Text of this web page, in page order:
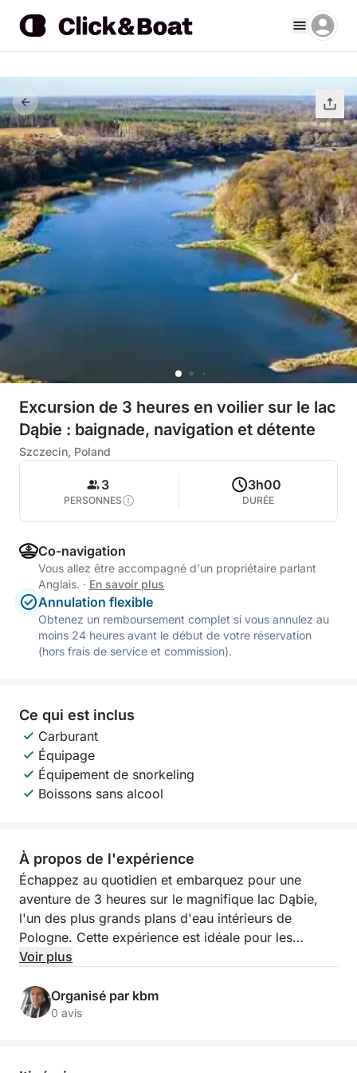
Excursion de 3 heures en voilier sur le lac
Dąbie : baignade, navigation et détente
Szczecin, Poland
3
PERSONNES
3h00
DURÉE
Co-navigation
Vous allez être accompagné d'un propriétaire parlant
Anglais. · En savoir plus
Annulation flexible
Obtenez un remboursement complet si vous annulez au
moins 24 heures avant le début de votre réservation
(hors frais de service et commission).
Ce qui est inclus
Carburant
Équipage
Équipement de snorkeling
Boissons sans alcool
À propos de l'expérience
Échappez au quotidien et embarquez pour une
aventure de 3 heures sur le magnifique lac Dąbie,
l'un des plus grands plans d'eau intérieurs de
Pologne. Cette expérience est idéale pour les
amoureux de la nature, les amis ou les familles
paisible de Szczecin sous un angle nouveau.
Voir plus
Organisé par kbm
0 avis